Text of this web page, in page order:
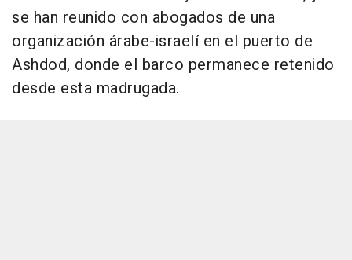
se han reunido con abogados de una
organización árabe-israelí en el puerto de
Ashdod, donde el barco permanece retenido
desde esta madrugada.